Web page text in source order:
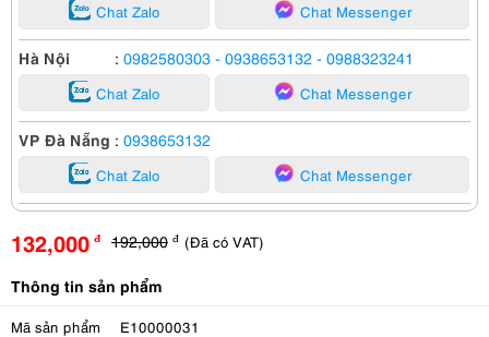
Chat Zalo Chat Messenger
Hà Nội : 0982580303 - 0938653132 - 0988323241
Chat Zalo Chat Messenger
VP Đà Nẵng : 0938653132
Chat Zalo Chat Messenger
132,000 đ 192,000 đ (Đã có VAT)
Thông tin sản phẩm
Mã sản phẩm E10000031